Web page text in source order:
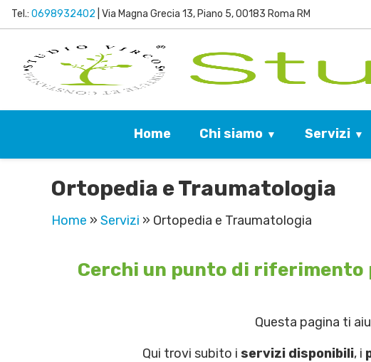
Tel.: 0698932402 | Via Magna Grecia 13, Piano 5, 00183 Roma RM
Home Chi siamo Servizi
Ortopedia e Traumatologia
Home » Servizi » Ortopedia e Traumatologia
Cerchi un punto di riferimento
Questa pagina ti
Qui trovi subito i servizi disponibili, i